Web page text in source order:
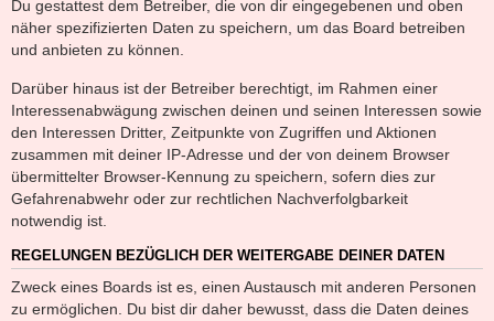
Du gestattest dem Betreiber, die von dir eingegebenen und oben
näher spezifizierten Daten zu speichern, um das Board betreiben
und anbieten zu können.
Darüber hinaus ist der Betreiber berechtigt, im Rahmen einer
Interessenabwägung zwischen deinen und seinen Interessen sowie
den Interessen Dritter, Zeitpunkte von Zugriffen und Aktionen
zusammen mit deiner IP-Adresse und der von deinem Browser
übermittelter Browser-Kennung zu speichern, sofern dies zur
Gefahrenabwehr oder zur rechtlichen Nachverfolgbarkeit
notwendig ist.
REGELUNGEN BEZÜGLICH DER WEITERGABE DEINER DATEN
Zweck eines Boards ist es, einen Austausch mit anderen Personen
zu ermöglichen. Du bist dir daher bewusst, dass die Daten deines